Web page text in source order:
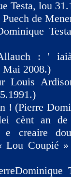
Testa, lou
de
: '
Mai 2008.)
Louis
! (Pierre
cènt an de
e creaire
Lou Coupié